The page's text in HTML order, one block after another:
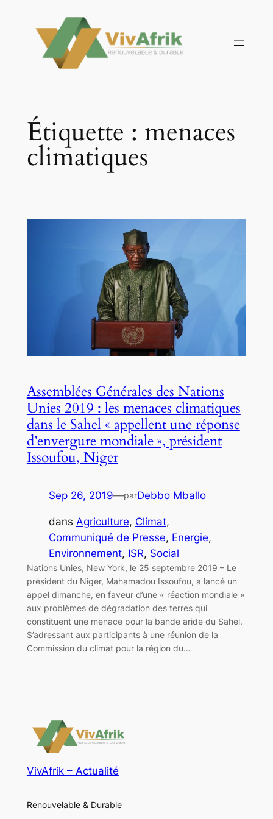
contenu
Étiquette : menaces
climatiques
Assemblées Générales des Nations
Unies 2019 : les menaces climatiques
dans le Sahel « appellent une réponse
d’envergure mondiale », président
Issoufou, Niger
Sep 26, 2019—parDebbo Mballo
dans Agriculture, Climat
Communiqué de Presse, Energie
Environnement, ISR, Social
Nations Unies, New York, le 25 septembre 2019 – Le
président du Niger, Mahamadou Issoufou, a lancé un
appel dimanche, en faveur d’une « réaction mondiale »
aux problèmes de dégradation des terres qui
constituent une menace pour la bande aride du Sahel.
S’adressant aux participants à une réunion de la
Commission du climat pour la région du…
VivAfrik – Actualité
Renouvelable & Durable